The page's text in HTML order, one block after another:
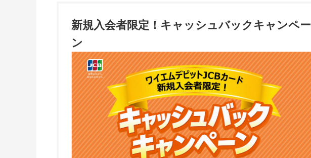
新規入会者限定！キャッシュバックキャンペー
ン